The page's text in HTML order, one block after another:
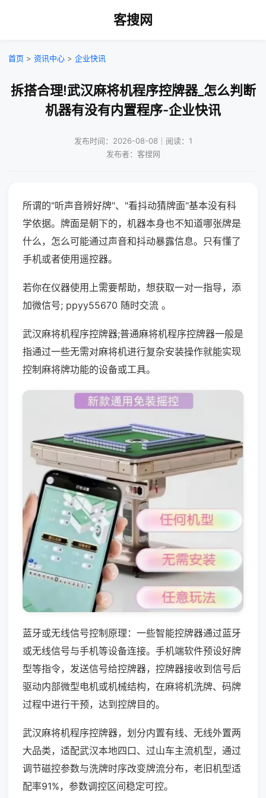
客搜网
首页 > 资讯中心 > 企业快讯
拆搭合理!武汉麻将机程序控牌器_怎么判断
机器有没有内置程序-企业快讯
发布时间：2026-08-08｜阅读：1
发布者：客搜网
所谓的"听声音辨好牌"、"看抖动猜牌面"基本没有科
学依据。牌面是朝下的，机器本身也不知道哪张牌是
什么，怎么可能通过声音和抖动暴露信息。只有懂了
手机或者使用遥控器。
若你在仪器使用上需要帮助，想获取一对一指导，添
加微信号; ppyy55670 随时交流 。
武汉麻将机程序控牌器;普通麻将机程序控牌器一般是
指通过一些无需对麻将机进行复杂安装操作就能实现
控制麻将牌功能的设备或工具。
蓝牙或无线信号控制原理：一些智能控牌器通过蓝牙
或无线信号与手机等设备连接。手机端软件预设好牌
型等指令，发送信号给控牌器，控牌器接收到信号后
驱动内部微型电机或机械结构，在麻将机洗牌、码牌
过程中进行干预，达到控牌目的。
武汉麻将机程序控牌器，划分内置有线、无线外置两
大品类，适配武汉本地四口、过山车主流机型，通过
调节磁控参数与洗牌时序改变牌流分布，老旧机型适
配率91%，参数调控区间稳定可控。